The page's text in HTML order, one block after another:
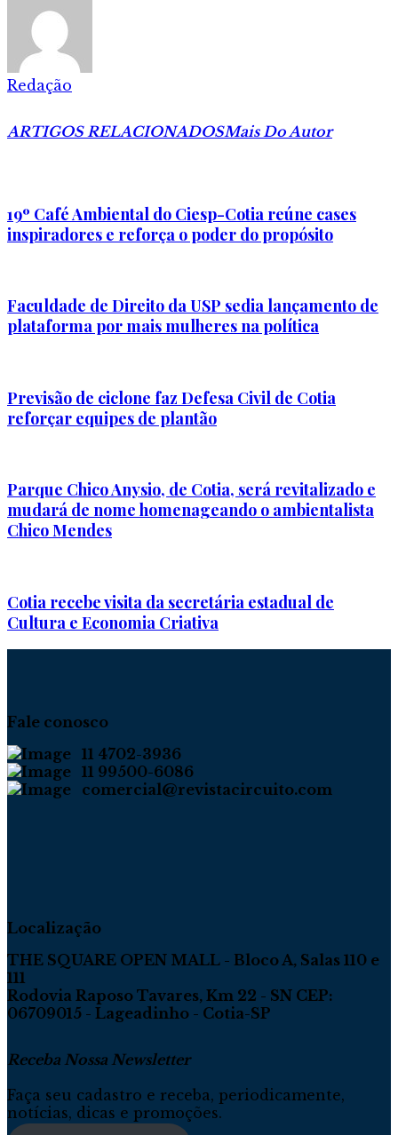
Redação
ARTIGOS RELACIONADOSMais Do Autor
19º Café Ambiental do Ciesp-Cotia reúne cases
inspiradores e reforça o poder do propósito
Faculdade de Direito da USP sedia lançamento de
plataforma por mais mulheres na política
Previsão de ciclone faz Defesa Civil de Cotia
reforçar equipes de plantão
Parque Chico Anysio, de Cotia, será revitalizado e
mudará de nome homenageando o ambientalista
Chico Mendes
Cotia recebe visita da secretária estadual de
Cultura e Economia Criativa
Fale conosco
11 4702-3936
11 99500-6086
comercial@revistacircuito.com
Localização
THE SQUARE OPEN MALL - Bloco A, Salas 110 e
111
Rodovia Raposo Tavares, Km 22 - SN CEP:
06709015 - Lageadinho - Cotia-SP
Receba Nossa Newsletter
Faça seu cadastro e receba, periodicamente,
notícias, dicas e promoções.